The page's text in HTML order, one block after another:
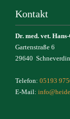
Kontakt
Dr. med. vet.
Gartenstraße 6
29640
Telefon: 05193
E-Mail: